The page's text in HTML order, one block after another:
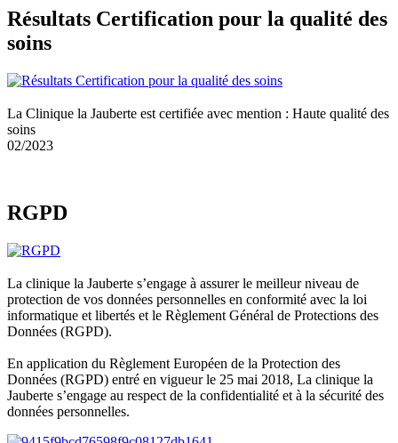
Résultats Certification pour la qualité des
soins
La Clinique la Jauberte est certifiée avec mention : Haute qualité des
soins
02/2023
RGPD
La clinique la Jauberte s’engage à assurer le meilleur niveau de
protection de vos données personnelles en conformité avec la loi
informatique et libertés et le Règlement Général de Protections des
Données (RGPD).
En application du Règlement Européen de la Protection des
Données (RGPD) entré en vigueur le 25 mai 2018, La clinique la
Jauberte s’engage au respect de la confidentialité et à la sécurité des
données personnelles.